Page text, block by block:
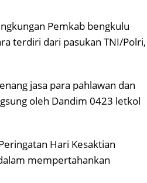
Pemkab bengkulu
terdiri dari pasukan TNI/Polri,
jasa para pahlawan dan
oleh Dandim 0423 letkol
Hari Kesaktian
mempertahankan